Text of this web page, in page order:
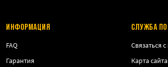
ИНФОРМАЦИЯ
FAQ
Гарантия
СЛУЖБА
Связаться
Карта сайта